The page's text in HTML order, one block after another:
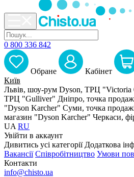
0 800 336 842
Обране Кабiнет
Київ
Львів, шоу-рум Dyson, ТРЦ "Victoria
ТРЦ "Gulliver" Дніпро, точка
"Dyson Karcher" Суми, точка
магазин "Dyson Karcher" Черкаси,
UA RU
Увiйти в аккаунт
Дивитись усі категорії Додаткова
Вакансії Співробітництво Умови
Контакти
info@chisto.ua